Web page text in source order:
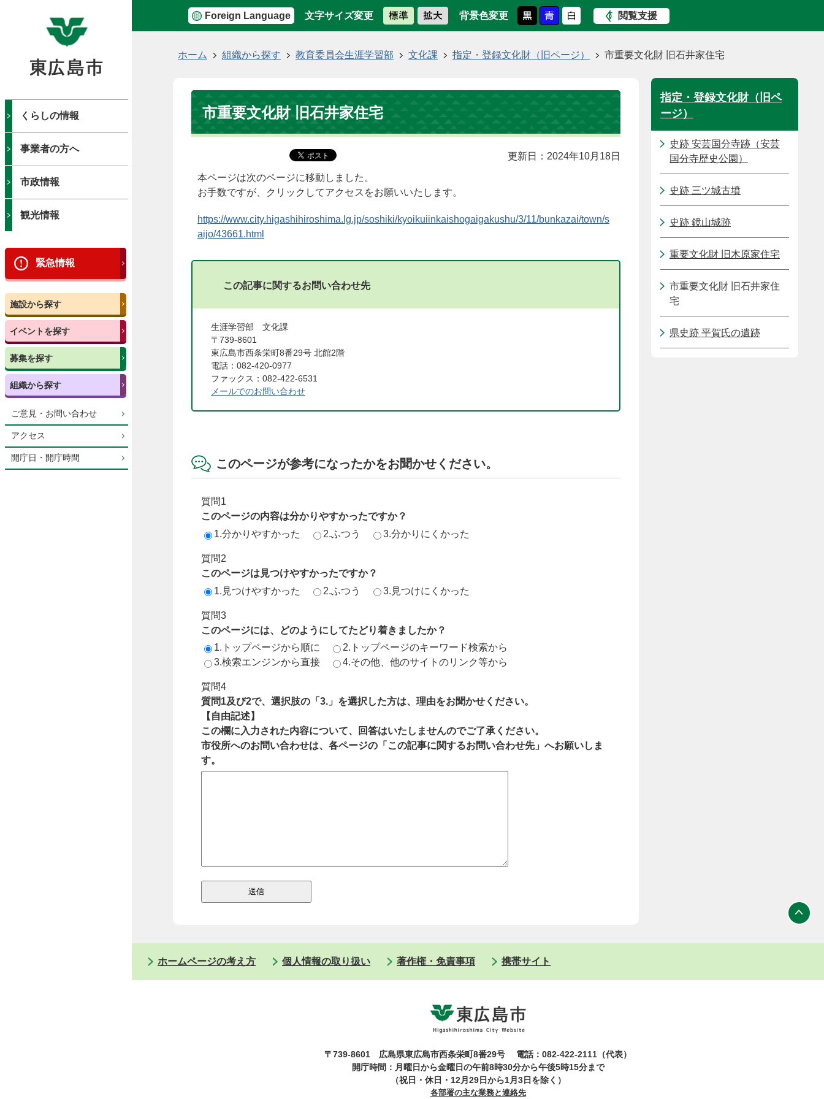
Foreign Language 文字サイズ変更 背景色変更 閲覧支援
くらしの情報
事業者の方へ
市政情報
観光情報
緊急情報
施設から探す
イベントを探す
募集を探す
組織から探す
ご意見・お問い合わせ
アクセス
開庁日・開庁時間
ホーム 組織から探す 教育委員会生涯学習部 文化課 指定・登録文化財（旧ページ） 市重要文化財 旧石井家住宅
市重要文化財 旧石井家住宅
更新日：2024年10月18日
本ページは次のページに移動しました。
お手数ですが、クリックしてアクセスをお願いいたします。
https://www.city.higashihiroshima.lg.jp/soshiki/kyoikuiinkaishogaigakushu/3/11/bunkazai/town/s
aijo/43661.html
この記事に関するお問い合わせ先
生涯学習部 文化課
〒739-8601
東広島市西条栄町8番29号 北館2階
電話：082-420-0977
ファックス：082-422-6531
メールでのお問い合わせ
このページが参考になったかをお聞かせください。
質問1
このページの内容は分かりやすかったですか？
1.分かりやすかった
2.ふつう 3.分かりにくかった
質問2
このページは見つけやすかったですか？
1.見つけやすかった
2.ふつう 3.見つけにくかった
質問3
このページには、どのようにしてたどり着きましたか？
1.トップページから順に
2.トップページのキーワード検索から
3.検索エンジンから直接
4.その他、他のサイトのリンク等から
質問4
質問1及び2で、選択肢の「3.」を選択した方は、理由をお聞かせください。
【自由記述】
この欄に入力された内容について、回答はいたしませんのでご了承ください。
市役所へのお問い合わせは、各ページの「この記事に関するお問い合わせ先」へお願いしま
す。
指定・登録文化財（旧ペ
ージ）
史跡 安芸国分寺跡（安芸
国分寺歴史公園）
史跡 三ツ城古墳
史跡 鏡山城跡
重要文化財 旧木原家住宅
市重要文化財 旧石井家住
宅
県史跡 平賀氏の遺跡
ホームページの考え方 個人情報の取り扱い 著作権・免責事項 携帯サイト
〒739-8601 広島県東広島市西条栄町8番29号
電話：082-422-2111（代表）
開庁時間：月曜日から金曜日の午前8時30分から午後5時15分まで
（祝日・休日・12月29日から1月3日を除く）
各部署の主な業務と連絡先